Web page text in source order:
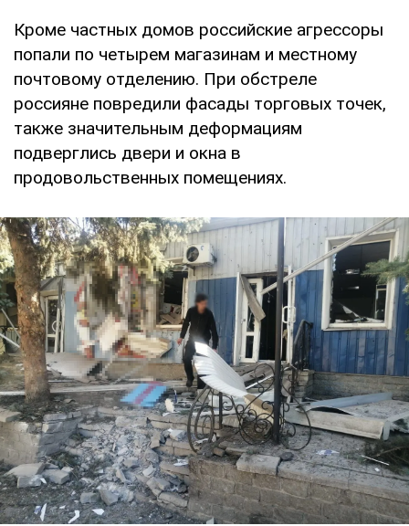
Кроме частных домов российские агрессоры
попали по четырем магазинам и местному
почтовому отделению. При обстреле
россияне повредили фасады торговых точек,
также значительным деформациям
подверглись двери и окна в
продовольственных помещениях.